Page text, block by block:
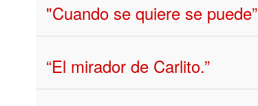
"Cuando se quiere se puede”
“El mirador de Carlito.”